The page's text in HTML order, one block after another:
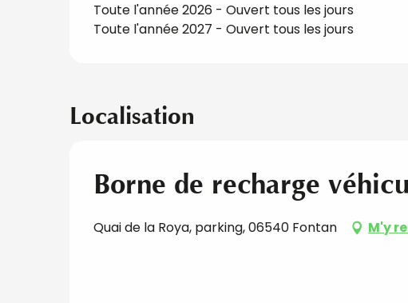
Toute l'année 2026 - Ouvert tous les jours
Toute l'année 2027 - Ouvert tous les jours
Localisation
Borne de recharge
Quai de la Roya, parking, 06540 Fontan M'y